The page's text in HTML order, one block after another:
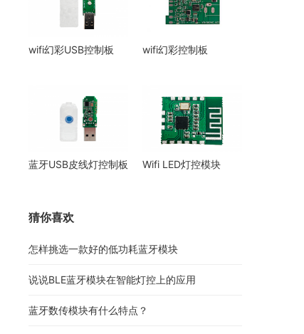
wifi幻彩USB控制板 wifi幻彩控制板
蓝牙USB皮线灯控制板 Wifi LED灯控模块
猜你喜欢
怎样挑选一款好的低功耗蓝牙模块
说说BLE蓝牙模块在智能灯控上的应用
蓝牙数传模块有什么特点？